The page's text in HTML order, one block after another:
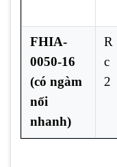
FHIA-
0050-16
(có ngàm
nối
nhanh)
R
c
2